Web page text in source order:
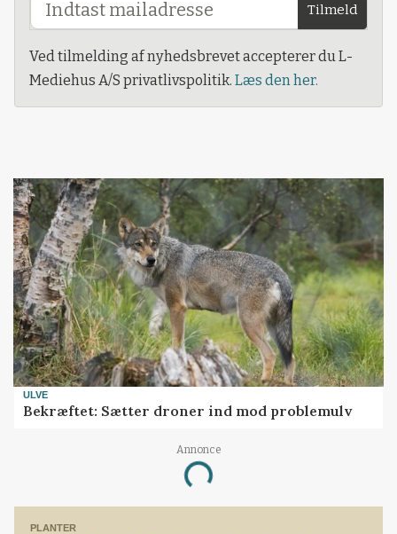
Tilmeld
Ved tilmelding af nyhedsbrevet accepterer du L-
Mediehus A/S privatlivspolitik. Læs den her.
ULVE
Bekræftet: Sætter droner ind mod problemulv
Annonce
Loading...
PLANTER